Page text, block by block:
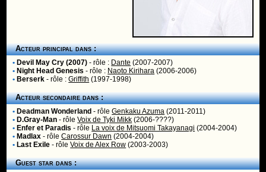
Acteur principal dans :
• Devil May Cry (2007) - rôle : Dante (2007-2007)
• Night Head Genesis - rôle : Naoto Kirihara (2006-2006)
• Berserk - rôle :Griffith (1997-1998)
Acteur secondaire dans :
• Deadman Wonderland - rôleGenkaku Azuma (2011-2011)
• D.Gray-Man - rôleVoix de Tyki Mikk (2006-????)
• Enfer et Paradis - rôle La voix de Mitsuomi Takayanagi (2004-2004)
• Madlax - rôleCarossur Dawn (2004-2004)
• Last Exile - rôleVoix de Alex Row (2003-2003)
Guest star dans :